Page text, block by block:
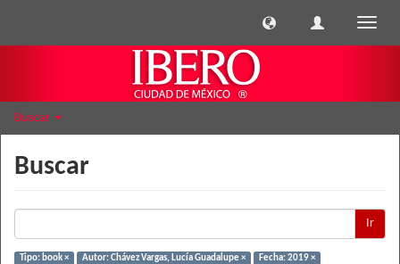
Buscar
Buscar
Ir
Tipo: book × Autor: Chávez Vargas, Lucía Guadalupe ×
Fecha: 2019 ×